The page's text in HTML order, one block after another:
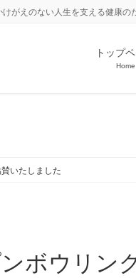
がえのない人生を支える健康の
トップ
Home
いたしました